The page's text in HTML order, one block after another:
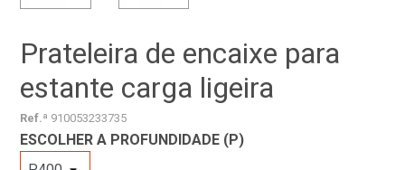
Prateleira de encaixe para
estante carga ligeira
Ref.ª 910053233735
ESCOLHER A PROFUNDIDADE (P)